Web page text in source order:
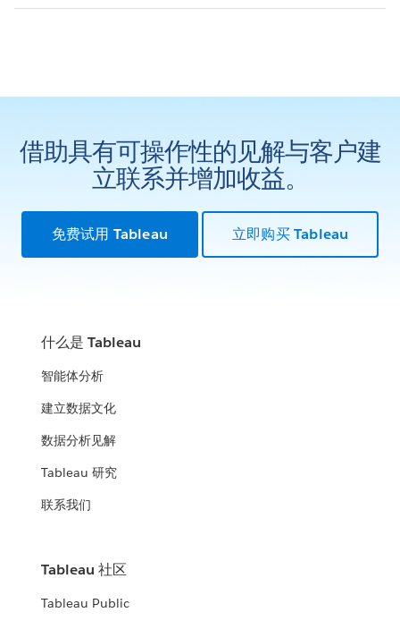
借助具有可操作性的见解与客户建
立联系并增加收益。
免费试用 Tableau 立即购买 Tableau
什么是 Tableau
智能体分析
建立数据文化
数据分析见解
Tableau 研究
联系我们
Tableau 社区
Tableau Public